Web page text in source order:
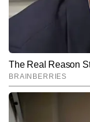
उन्हें
पब्लिश कर
रोचक अंदाज
Follow Us: